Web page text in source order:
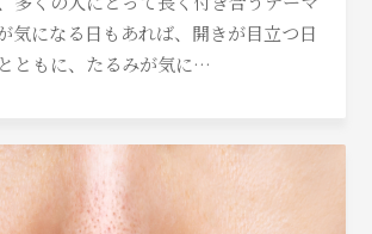
気になる日もあれば、開きが目立つ日
ともに、たるみが気に…